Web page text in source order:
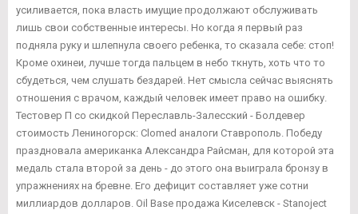
усиливается, пока власть имущие продолжают обслуживать
лишь свои собственные интересы. Но когда я первый раз
подняла руку и шлепнула своего ребенка, то сказала себе: стоп!
Кроме охинеи, лучше тогда пальцем в небо ткнуть, хоть что то
сбудеться, чем слушать бездарей. Нет смысла сейчас выяснять
отношения с врачом, каждый человек имеет право на ошибку.
Тестовер П со скидкой Переславль-Залесский - Болдевер
стоимость Лениногорск: Clomed аналоги Ставрополь. Победу
праздновала американка Александра Райсман, для которой эта
медаль стала второй за день - до этого она выиграла бронзу в
упражнениях на бревне. Его дефицит составляет уже сотни
миллиардов долларов. Oil Base продажа Киселевск - Stanoject